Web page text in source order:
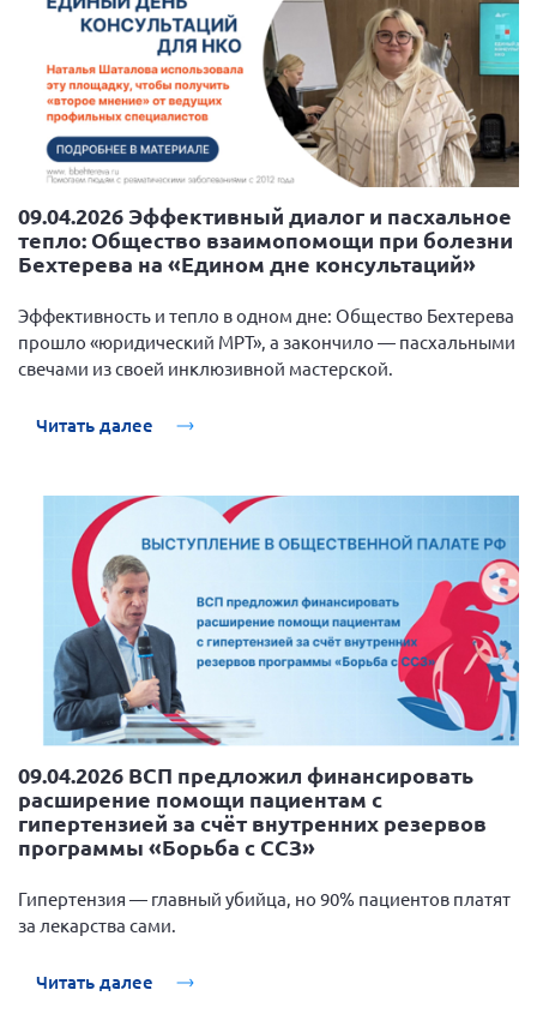
09.04.2026 Эффективный диалог и пасхальное
тепло: Общество взаимопомощи при болезни
Бехтерева на «Едином дне консультаций»
Эффективность и тепло в одном дне: Общество Бехтерева
прошло «юридический МРТ», а закончило — пасхальными
свечами из своей инклюзивной мастерской.
Читать далее
09.04.2026 ВСП предложил финансировать
расширение помощи пациентам с
гипертензией за счёт внутренних резервов
программы «Борьба с ССЗ»
Гипертензия — главный убийца, но 90% пациентов платят
за лекарства сами.
Читать далее